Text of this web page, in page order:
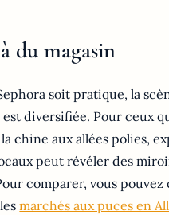
du magasin
soit pratique, la
est diversifiée. Pour ceux
chine aux allées polies,
peut révéler des
comparer, vous
marchés aux puces en